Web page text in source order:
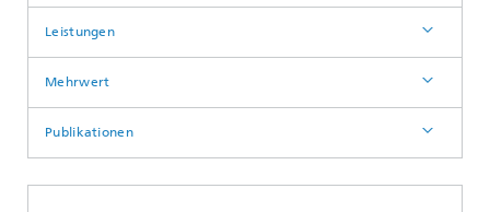
Leistungen
Mehrwert
Publikationen